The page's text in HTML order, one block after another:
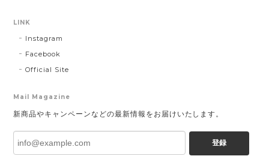
LINK
Instagram
Facebook
Official Site
Mail Magazine
新商品やキャンペーンなどの最新情報をお届けいたします。
登録